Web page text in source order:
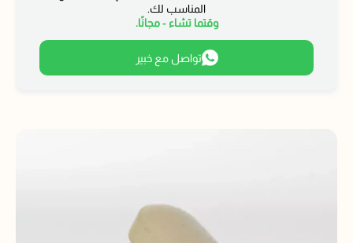
المناسب لك.
وقتما تشاء - مجانًا.
تواصل مع خبير